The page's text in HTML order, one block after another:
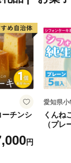
地域への愛着を
と。
成すれば、豊岡
の力を合せて目指
チンシ
円
愛知県小
くんね
（プレ